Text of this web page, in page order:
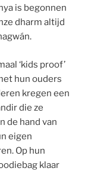
is begonnen
dharm altijd
‘kids proof’
hun ouders
kregen een
die ze
de hand van
eigen
Op hun
klaar